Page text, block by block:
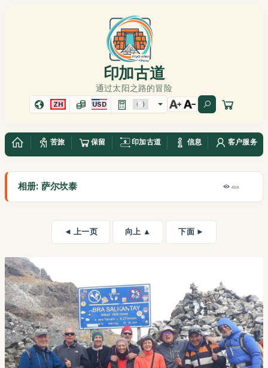
印加古道
通过太阳之路的冒险
ZH USD
苦旅 保留 印加古道 信息 客户服务
相册: 萨尔坎泰 48K
◄ 上一页 向上 ▲ 下面 ►